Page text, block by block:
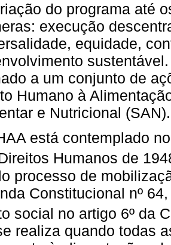
do programa até
execução
equidade,
a um conjunto de
Humano à
e Nutricional (SAN).
está contemplado
Humanos de
processo de
Constitucional nº
social no artigo 6º da
realiza quando todas